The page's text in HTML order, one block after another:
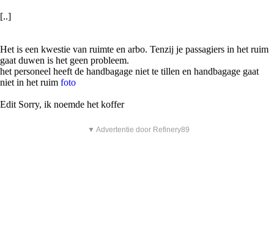
[..]
Het is een kwestie van ruimte en arbo. Tenzij je passagiers in het ruim
gaat duwen is het geen probleem.
het personeel heeft de handbagage niet te tillen en handbagage gaat
niet in het ruim foto
Edit Sorry, ik noemde het koffer
▼ Advertentie door Refinery89